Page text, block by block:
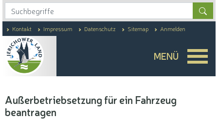
Kontakt Impressum Datenschutz Sitemap Anmelden
MENÜ
Außerbetriebsetzung für ein Fahrzeug
beantragen